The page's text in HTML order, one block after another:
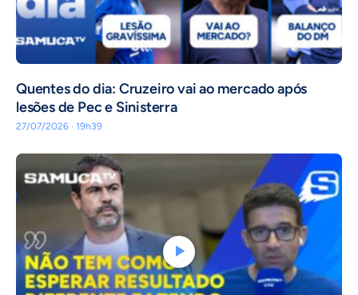
Quentes do dia: Cruzeiro vai ao mercado após
lesões de Pec e Sinisterra
27/07/2026 · 19h39